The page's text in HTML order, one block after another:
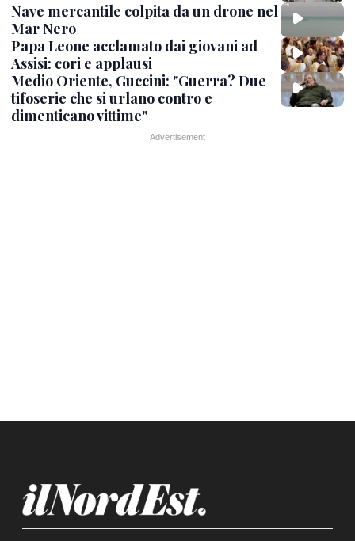
Nave mercantile colpita da un drone nel
Mar Nero
Papa Leone acclamato dai giovani ad
Assisi: cori e applausi
Medio Oriente, Guccini: "Guerra? Due
tifoserie che si urlano contro e
dimenticano vittime"